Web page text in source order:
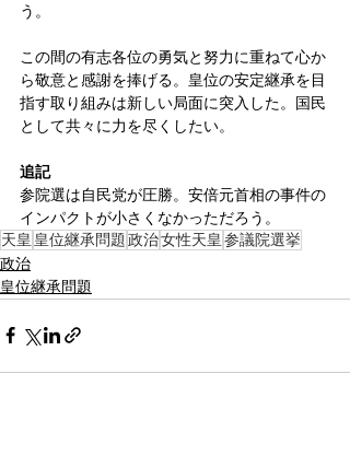
う。
この間の有志各位の勇気と努力に重ねて心か
ら敬意と感謝を捧げる。皇位の安定継承を目
指す取り組みは新しい局面に突入した。国民
として共々に力を尽くしたい。
追記
参院選は自民党が圧勝。安倍元首相の事件の
インパクトが小さくなかっただろう。
天皇 皇位継承問題政治女性天皇 参議院選挙
政治
皇位継承問題